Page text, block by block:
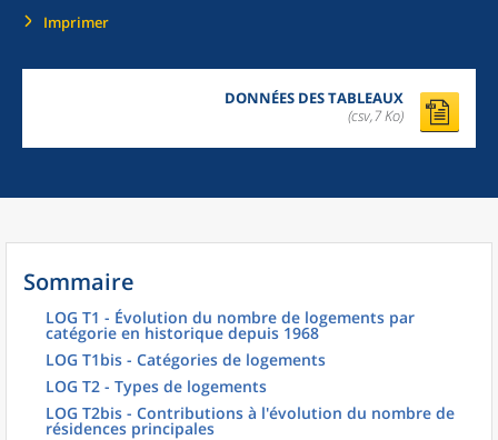
Imprimer
DONNÉES DES TABLEAUX
(csv,7 Ko)
Sommaire
LOG T1 - Évolution du nombre de logements par
catégorie en historique depuis 1968
LOG T1bis - Catégories de logements
LOG T2 - Types de logements
LOG T2bis - Contributions à l'évolution du nombre de
résidences principales